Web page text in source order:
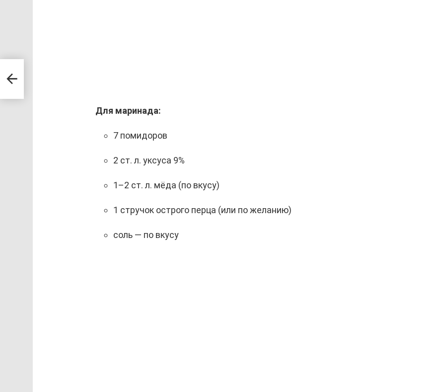
Для маринада:
7 помидоров
2 ст. л. уксуса 9%
1–2 ст. л. мёда (по вкусу)
1 стручок острого перца (или по желанию)
соль — по вкусу